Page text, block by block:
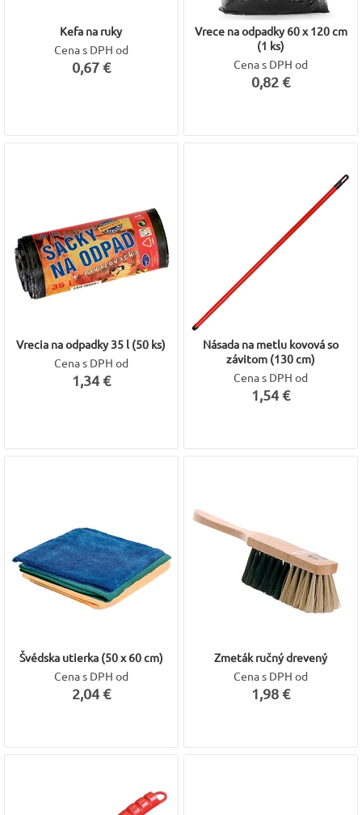
Kefa na ruky
Cena s DPH od
0,67 €
Vrece na odpadky 60 x 120 cm
(1 ks)
Cena s DPH od
0,82 €
Vrecia na odpadky 35 l (50 ks)
Cena s DPH od
1,34 €
Násada na metlu kovová so
závitom (130 cm)
Cena s DPH od
1,54 €
Švédska utierka (50 x 60 cm)
Cena s DPH od
2,04 €
Zmeták ručný drevený
Cena s DPH od
1,98 €